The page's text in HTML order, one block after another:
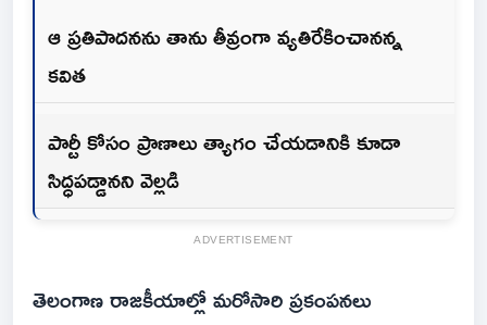
ఆ ప్రతిపాదనను తాను తీవ్రంగా వ్యతిరేకించానన్న
కవిత
పార్టీ కోసం ప్రాణాలు త్యాగం చేయడానికి కూడా
సిద్ధపడ్డానని వెల్లడి
ADVERTISEMENT
తెలంగాణ రాజకీయాల్లో మరోసారి ప్రకంపనలు